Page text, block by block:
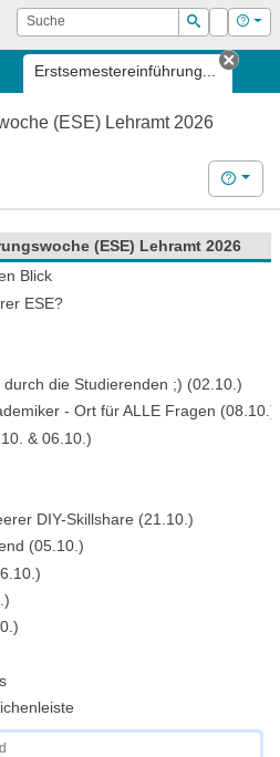
Suche
Suchen
Login Hilfe
Erstsemestereinführung...
Tab
(ESE) Lehramt 2026
Hilfe
(ESE) Lehramt 2026
Blick
ESE?
die Studierenden ;) (02.10.)
- Ort für ALLE Fragen (08.10.)
& 06.10.)
DIY-Skillshare (21.10.)
(05.10.)